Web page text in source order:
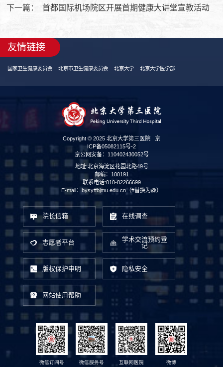
下一篇： 首都国际机场院区开展首期健康大讲堂宣教活动
友情链接
国家卫生健康委员会 北京市卫生健康委员会 北京大学 北京大学医学部
Copyright © 2025 北京大学第三医院 京
ICP备05082115号-2
京公网安备：110402430052号
地址:北京海淀区花园北路49号
邮编：100191
联系电话:010-82266699
E-mail：bysy#bjmu.edu.cn（#替换为@）
院长信箱 在线调查
志愿者平台
学术交流预约登
记
版权保护申明 隐私安全
网站使用帮助
微信订阅号 微信服务号
互联网医院
微博